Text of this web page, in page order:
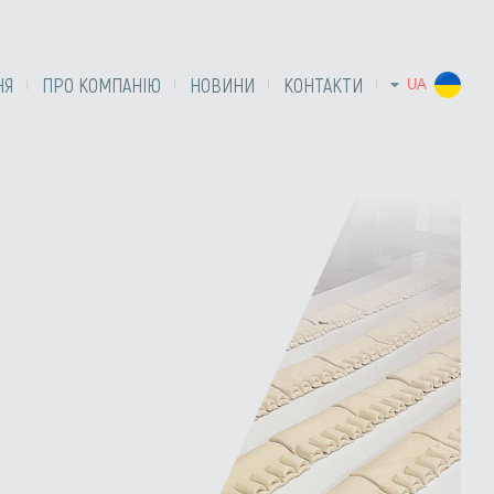
ПРО КОМПАНІЮ НОВИНИ КОНТАКТИ UA